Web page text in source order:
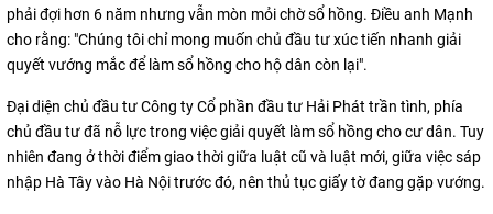
phải đợi hơn 6 năm nhưng vẫn mòn mỏi chờ sổ hồng. Điều anh Mạnh
cho rằng: "Chúng tôi chỉ mong muốn chủ đầu tư xúc tiến nhanh giải
quyết vướng mắc để làm sổ hồng cho hộ dân còn lại".
Đại diện chủ đầu tư Công ty Cổ phần đầu tư Hải Phát trần tình, phía
chủ đầu tư đã nỗ lực trong việc giải quyết làm sổ hồng cho cư dân. Tuy
nhiên đang ở thời điểm giao thời giữa luật cũ và luật mới, giữa việc sáp
nhập Hà Tây vào Hà Nội trước đó, nên thủ tục giấy tờ đang gặp vướng.